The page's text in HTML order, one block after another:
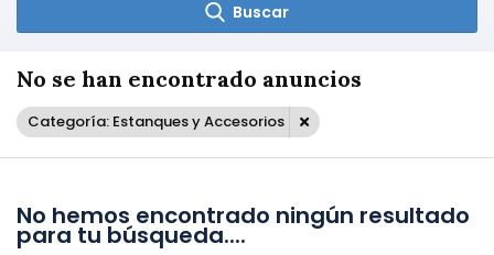
Buscar
No se han encontrado anuncios
Categoría: Estanques y Accesorios
No hemos encontrado ningún resultado
para tu búsqueda....